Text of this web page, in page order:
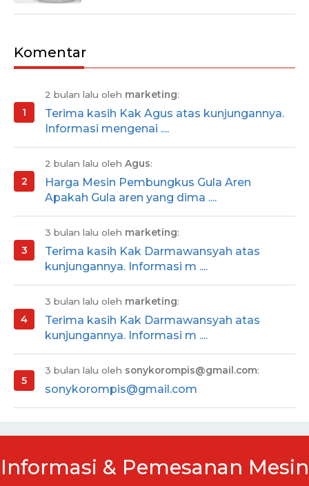
Komentar
2 bulan lalu oleh marketing:
Terima kasih Kak Agus atas kunjungannya.
Informasi mengenai ....
2 bulan lalu oleh Agus:
Harga Mesin Pembungkus Gula Aren
Apakah Gula aren yang dima ....
3 bulan lalu oleh marketing:
Terima kasih Kak Darmawansyah atas
kunjungannya. Informasi m ....
3 bulan lalu oleh marketing:
Terima kasih Kak Darmawansyah atas
kunjungannya. Informasi m ....
3 bulan lalu oleh sonykorompis@gmail.com:
sonykorompis@gmail.com
Informasi & Pemesanan Mesin